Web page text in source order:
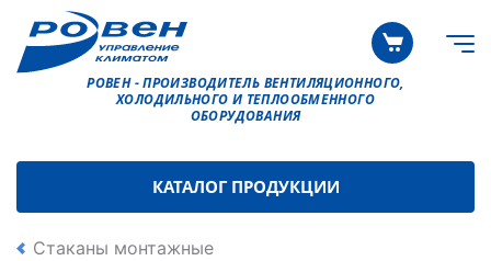
РОВЕН - ПРОИЗВОДИТЕЛЬ ВЕНТИЛЯЦИОННОГО,
ХОЛОДИЛЬНОГО И ТЕПЛООБМЕННОГО
ОБОРУДОВАНИЯ
КАТАЛОГ ПРОДУКЦИИ
Стаканы монтажные